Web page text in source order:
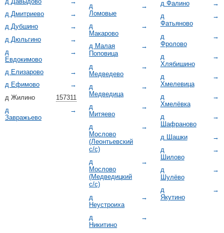
→
д Дмитриево
→
д Дубшино
→
д Дюльгино
→
д
Евдокимово
→
д Елизарово
→
д Ефимово
157311
д Жилино
→
д
Завражьево
→
д
Ломовые
→
д
Макарово
→
д Малая
Поповица
→
д
Медведево
→
д
Медведица
→
д
Митяево
→
д
Мослово
(Леонтьевский
с/с)
→
д
Мослово
(Медведицкий
с/с)
→
д
Неустроиха
→
д
Никитино
→
д Фалино
→
д
Фатьяново
→
д
Фролово
→
д
Хлябишино
→
д
Хмелевица
→
д
Хмелёвка
→
д
Шафраново
→
д Шашки
→
д
Шилово
→
д
Шулёво
→
д
Якутино